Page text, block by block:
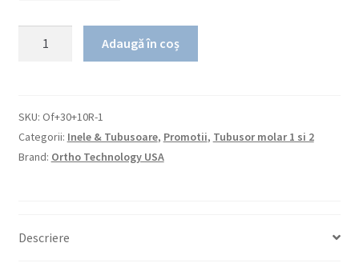
non-
convertible
Votion
Adaugă în coș
SKU: Of+30+10R-1
Categorii: Inele & Tubusoare, Promotii, Tubusor molar 1 si 2
Brand: Ortho Technology USA
Descriere